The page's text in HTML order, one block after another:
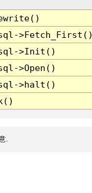
>Init()
>Open()
>halt()
.